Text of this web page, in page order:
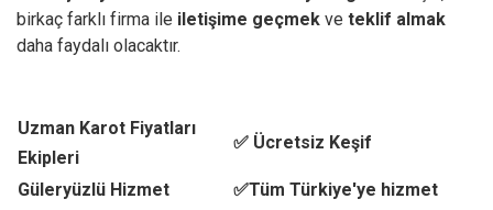
birkaç farklı firma ile iletişime geçmek ve teklif almak
daha faydalı olacaktır.
Uzman Karot Fiyatları
Ekipleri
✅ Ücretsiz Keşif
Güleryüzlü Hizmet ✅Tüm Türkiye'ye hizmet